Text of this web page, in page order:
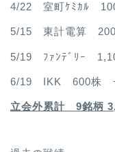
4/22 室町ｹﾐｶﾙ
5/15 東計電算
5/19 ﾌｧﾝﾃﾞﾘｰ
6/19 IKK 600株
立会外累計 9銘柄